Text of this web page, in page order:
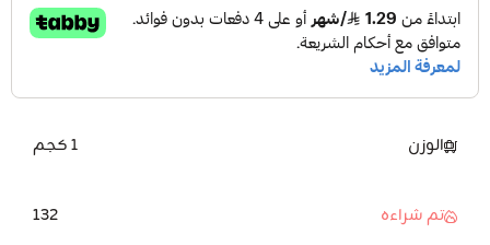
الوزن 1 كجم
تم شراءه 132